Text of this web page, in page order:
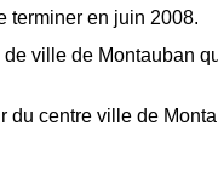
terminer en juin 2008.
ville de Montauban
du centre ville de